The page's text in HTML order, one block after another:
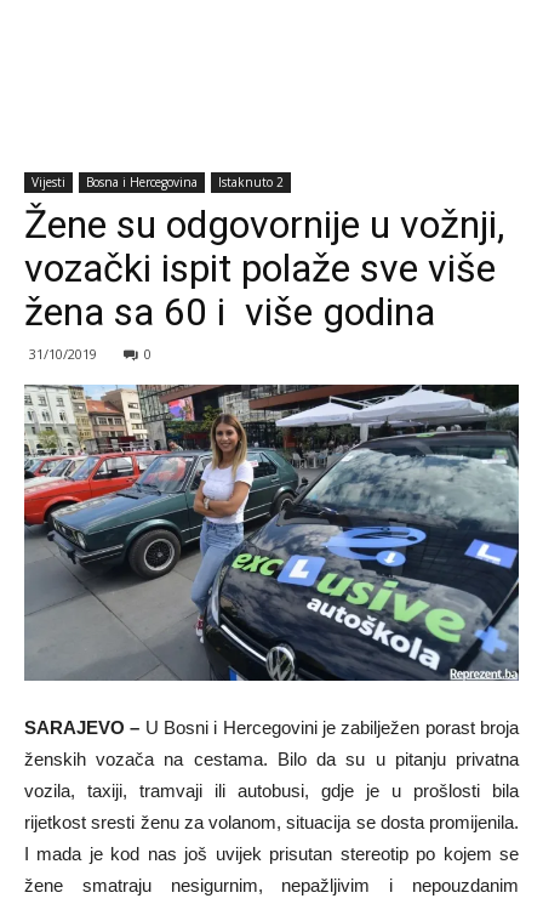
Vijesti Bosna i Hercegovina Istaknuto 2
Žene su odgovornije u vožnji,
vozački ispit polaže sve više
žena sa 60 i više godina
31/10/2019 0
SARAJEVO – U Bosni i Hercegovini je zabilježen porast broja
ženskih vozača na cestama. Bilo da su u pitanju privatna
vozila, taxiji, tramvaji ili autobusi, gdje je u prošlosti bila
rijetkost sresti ženu za volanom, situacija se dosta promijenila.
I mada je kod nas još uvijek prisutan stereotip po kojem se
žene smatraju nesigurnim, nepažljivim i nepouzdanim